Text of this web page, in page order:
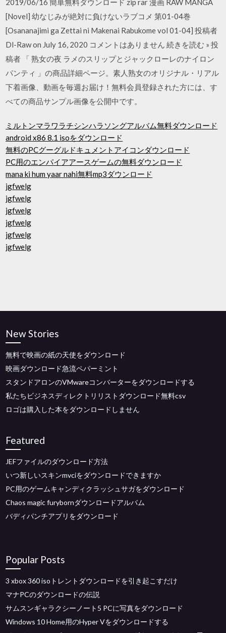
[Novel] 幼なじみが絶対に負けないラブコメ 第01-04巻
[Osananajimi ga Zettai ni Makenai Rabukome vol 01-04] 投稿者
Dl-Raw on July 16, 2020 コメントはありません 続きを読む » 投
稿者 「 熟女の夜 ラメのスリップとジャックローレのナイロン
パンティ 」の商品詳細ページ。素人熟女のオリジナル・リアル
下着画像、動画を毎週お届け！無料会員登録された方には、す
べての商品サンプル画像を公開中です。
ミルトンマラワラチシンハラソングアルバム無料ダウンロード
android x86 8.1 isoをダウンロード
無料のPCグーグルドキュメントアイコンダウンロード
PC用のエンパイアアースゲームの無料ダウンロード
mana ki hum yaar nahi無料mp3ダウンロード
jgfwelg
jgfwelg
jgfwelg
jgfwelg
jgfwelg
jgfwelg
New Stories
無料で映画の紙の天使をダウンロード
映画ダウンロード急流ペパーミント
スタンドアロンのVMwareコンバーターをダウンロードする
私たちビジネスディレクトリリストダウンロード無料csv
ロゴは購入した本をダウンロードしません
Featured
JEFファイルのダウンロード方法
いつ新しいスキンmvciをダウンロードできますか
PC用のゲームキャンディクラッシュサガをダウンロード
Chaos magic furybornダウンロードアルバム
バディパンチアプリをダウンロード
Popular Posts
3 xbox 360 isoトレントダウンロードを引き起こすだけ
マナPCのダウンロードの伝説
サムスンギャラクシーノート5 PCに写真をダウンロード
Windows 10 Home用のHyper Vをダウンロードする